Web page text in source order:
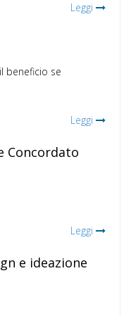
Leggi
beneficio se
Leggi
Concordato
Leggi
e ideazione